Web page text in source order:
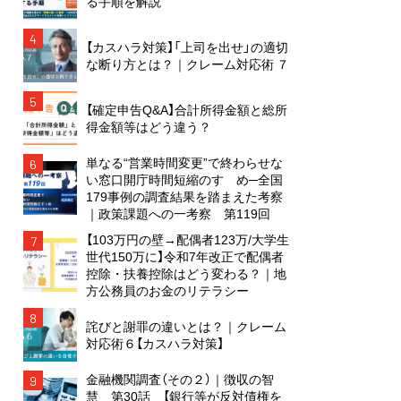
4
【カスハラ対策】「上司を出せ」の適切
な断り方とは？｜クレーム対応術 ７
5
【確定申告Q&A】合計所得金額と総所
得金額等はどう違う？
6
単なる“営業時間変更”で終わらせな
い窓口開庁時間短縮のすゝめ─全国
179事例の調査結果を踏まえた考察
｜政策課題への一考察 第119回
7
【103万円の壁→配偶者123万/大学生
世代150万に】令和7年改正で配偶者
控除・扶養控除はどう変わる？｜地
方公務員のお金のリテラシー
8
詫びと謝罪の違いとは？｜クレーム
対応術６【カスハラ対策】
9
金融機関調査（その２）｜徴収の智
慧 第30話 【銀行等が反対債権を